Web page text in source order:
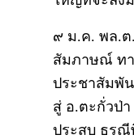
๙ ม.ค. พล.ต
สัมภาษณ์ ทา
ประชาสัมพั
สู่ อ.ตะกั่วป่
ประสบ ธร